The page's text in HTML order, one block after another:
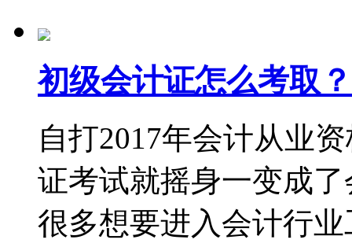
初级会计证怎么考取
自打2017年会计从业
证考试就摇身一变成
很多想要进入会计行